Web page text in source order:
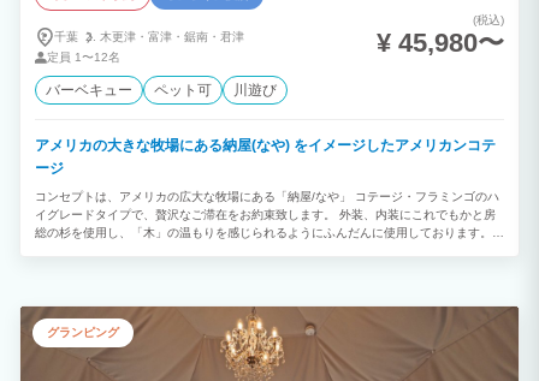
お支払いをお願い致します。※直前予約の場合はなるべくお早めのお支払いをお願いい
たします。 ■■ペット同伴及びオプションの申込方法■■ ペット同伴やオプションをご
希望の場合は、リクエスト予約の際に「その他連絡事項等」にその旨を記載いただく
か、メッセージ機能を通じて施設にお伝えください。追加料金が必要な場合は、施設か
ら提示された金額をお支払いいただきます。 ※追加料金が発生しても、マイページに
表示される料金は更新されません。施設から提示された金額が正規の料金となりますの
千葉 木更津・ 富津・ 鋸南・ 君津
定員 1〜12名
(税込)
¥ 45,980〜
バーベキュー ペット可 川遊び
アメリカの大きな牧場にある納屋(なや) をイメージしたアメリカンコテ
ージ
コンセプトは、アメリカの広大な牧場にある「納屋/なや」 コテージ・フラミンゴのハ
イグレードタイプで、贅沢なご滞在をお約束致します。 外装、内装にこれでもかと房
総の杉を使用し、「木」の温もりを感じられるようにふんだんに使用しております。
グランピング